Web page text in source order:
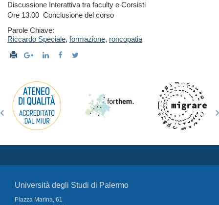
Discussione Interattiva tra faculty e Corsisti
Ore 13.00 Conclusione del corso
Parole Chiave:
Riccardo Speciale, formazione, roncopatia
Università degli Studi di Palermo
Piazza Marina, 61